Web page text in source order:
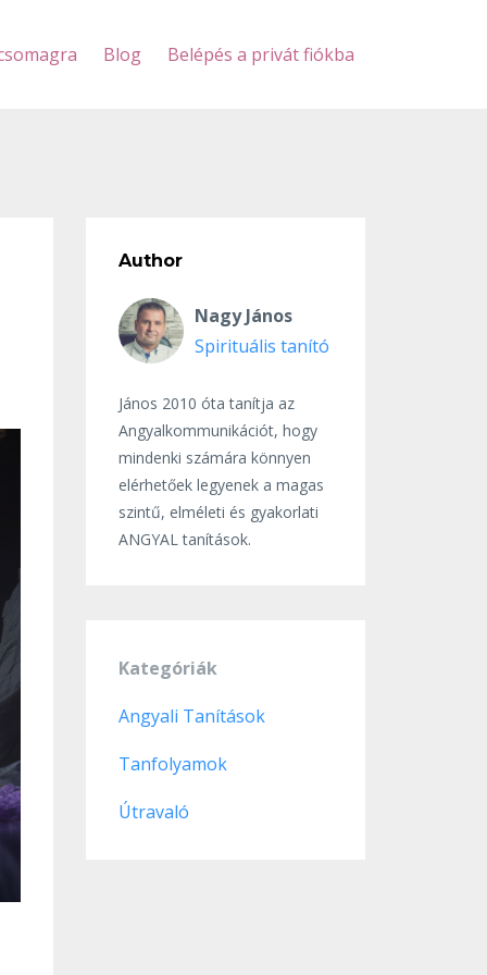
Blog Belépés a privát fiókba
Author
Nagy János
Spirituális tanító
János 2010 óta tanítja az
Angyalkommunikációt, hogy
mindenki számára könnyen
elérhetőek legyenek a magas
szintű, elméleti és gyakorlati
ANGYAL tanítások.
Kategóriák
Angyali Tanítások
Tanfolyamok
Útravaló